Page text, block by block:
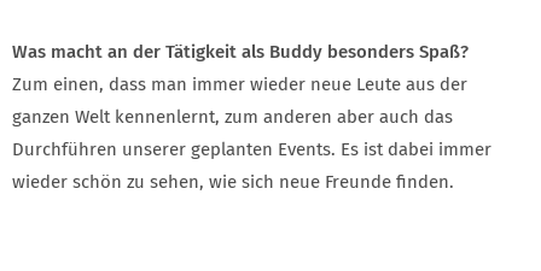
Was macht an der Tätigkeit als Buddy besonders Spaß?
Zum einen, dass man immer wieder neue Leute aus der
ganzen Welt kennenlernt, zum anderen aber auch das
Durchführen unserer geplanten Events. Es ist dabei immer
wieder schön zu sehen, wie sich neue Freunde finden.